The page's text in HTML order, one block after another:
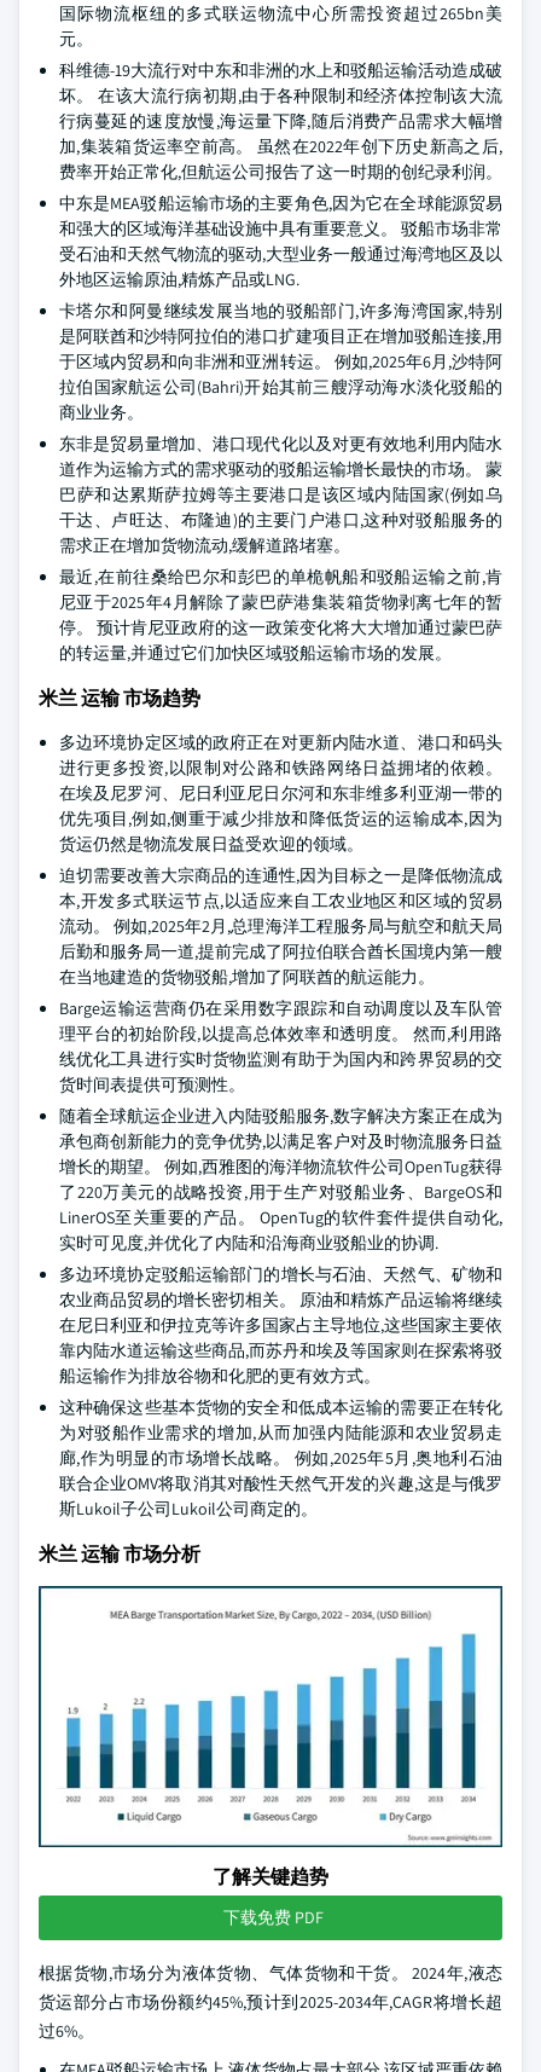
国际物流枢纽的多式联运物流中心所需投资超过265bn美
元。
科维德-19大流行对中东和非洲的水上和驳船运输活动造成破
坏。 在该大流行病初期,由于各种限制和经济体控制该大流
行病蔓延的速度放慢,海运量下降,随后消费产品需求大幅增
加,集装箱货运率空前高。 虽然在2022年创下历史新高之后,
费率开始正常化,但航运公司报告了这一时期的创纪录利润。
中东是MEA驳船运输市场的主要角色,因为它在全球能源贸易
和强大的区域海洋基础设施中具有重要意义。 驳船市场非常
受石油和天然气物流的驱动,大型业务一般通过海湾地区及以
外地区运输原油,精炼产品或LNG.
卡塔尔和阿曼继续发展当地的驳船部门,许多海湾国家,特别
是阿联酋和沙特阿拉伯的港口扩建项目正在增加驳船连接,用
于区域内贸易和向非洲和亚洲转运。 例如,2025年6月,沙特阿
拉伯国家航运公司(Bahri)开始其前三艘浮动海水淡化驳船的
商业业务。
东非是贸易量增加、港口现代化以及对更有效地利用内陆水
道作为运输方式的需求驱动的驳船运输增长最快的市场。 蒙
巴萨和达累斯萨拉姆等主要港口是该区域内陆国家(例如乌
干达、卢旺达、布隆迪)的主要门户港口,这种对驳船服务的
需求正在增加货物流动,缓解道路堵塞。
最近,在前往桑给巴尔和彭巴的单桅帆船和驳船运输之前,肯
尼亚于2025年4月解除了蒙巴萨港集装箱货物剥离七年的暂
停。 预计肯尼亚政府的这一政策变化将大大增加通过蒙巴萨
的转运量,并通过它们加快区域驳船运输市场的发展。
米兰 运输 市场趋势
多边环境协定区域的政府正在对更新内陆水道、港口和码头
进行更多投资,以限制对公路和铁路网络日益拥堵的依赖。
在埃及尼罗河、尼日利亚尼日尔河和东非维多利亚湖一带的
优先项目,例如,侧重于减少排放和降低货运的运输成本,因为
货运仍然是物流发展日益受欢迎的领域。
迫切需要改善大宗商品的连通性,因为目标之一是降低物流成
本,开发多式联运节点,以适应来自工农业地区和区域的贸易
流动。 例如,2025年2月,总理海洋工程服务局与航空和航天局
后勤和服务局一道,提前完成了阿拉伯联合酋长国境内第一艘
在当地建造的货物驳船,增加了阿联酋的航运能力。
Barge运输运营商仍在采用数字跟踪和自动调度以及车队管
理平台的初始阶段,以提高总体效率和透明度。 然而,利用路
线优化工具进行实时货物监测有助于为国内和跨界贸易的交
货时间表提供可预测性。
随着全球航运企业进入内陆驳船服务,数字解决方案正在成为
承包商创新能力的竞争优势,以满足客户对及时物流服务日益
增长的期望。 例如,西雅图的海洋物流软件公司OpenTug获得
了220万美元的战略投资,用于生产对驳船业务、BargeOS和
LinerOS至关重要的产品。 OpenTug的软件套件提供自动化,
实时可见度,并优化了内陆和沿海商业驳船业的协调.
多边环境协定驳船运输部门的增长与石油、天然气、矿物和
农业商品贸易的增长密切相关。 原油和精炼产品运输将继续
在尼日利亚和伊拉克等许多国家占主导地位,这些国家主要依
靠内陆水道运输这些商品,而苏丹和埃及等国家则在探索将驳
船运输作为排放谷物和化肥的更有效方式。
这种确保这些基本货物的安全和低成本运输的需要正在转化
为对驳船作业需求的增加,从而加强内陆能源和农业贸易走
廊,作为明显的市场增长战略。 例如,2025年5月,奥地利石油
联合企业OMV将取消其对酸性天然气开发的兴趣,这是与俄罗
斯Lukoil子公司Lukoil公司商定的。
米兰 运输 市场分析
了解关键趋势
下载免费 PDF
根据货物,市场分为液体货物、气体货物和干货。 2024年,液态
货运部分占市场份额约45%,预计到2025-2034年,CAGR将增长超
过6%。